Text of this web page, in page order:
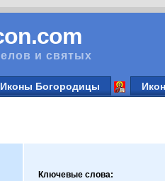
и святых
Иконы Богородицы
Ключевые слова: